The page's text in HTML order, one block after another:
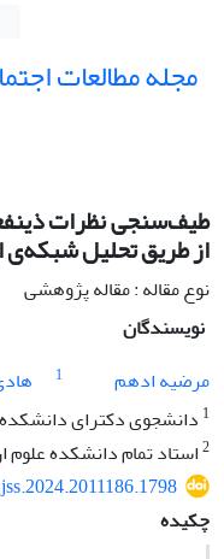
مجله مطالعات
طیف‌سنجی نظرات
از طریق تحلیل شبکه‌ی
نوع مقاله : مقاله پژوهشی
نویسندگان
مرضیه ادهم
1
1 دانشجوی دکترای دانشکده
2استاد تمام دانشکده علوم
چکیده